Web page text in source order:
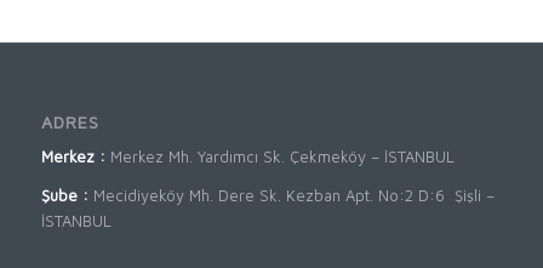
ADRES
Merkez : Merkez Mh. Yardımcı Sk. Çekmeköy – İSTANBUL
Şube : Mecidiyeköy Mh. Dere Sk. Kezban Apt. No:2 D:6 Şişli –
İSTANBUL